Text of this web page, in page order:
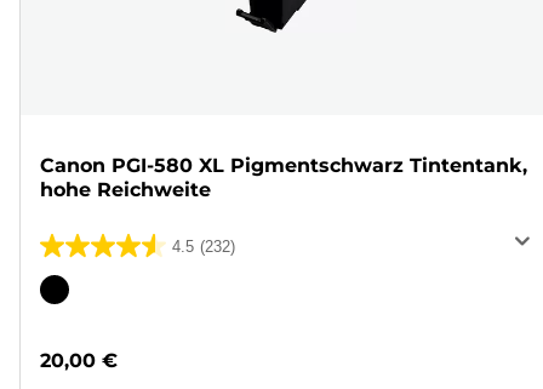
Canon PGI-580 XL Pigmentschwarz Tintentank,
hohe Reichweite
4.5 (232)
4.5
von
232
Farbpatrone
20,00 €